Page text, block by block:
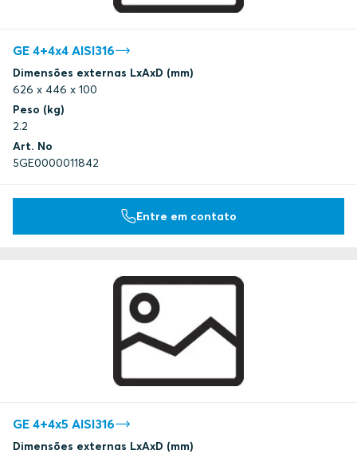
GE 4+4x4 AISI316
Dimensões externas LxAxD (mm)
626 x 446 x 100
Peso (kg)
2.2
Art. No
5GE0000011842
Entre em contato
GE 4+4x5 AISI316
Dimensões externas LxAxD (mm)